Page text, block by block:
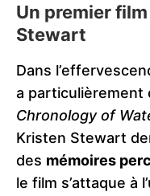
Un premier
Stewart
Dans
a particulièrement
Chronology of
Kristen Stewart
des mémoires
le film s’attaque à